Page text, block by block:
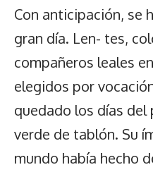
Con anticipación, se
gran día. Len- tes,
compañeros leales
elegidos por
quedado los días del
verde de tablón. Su
mundo había hecho